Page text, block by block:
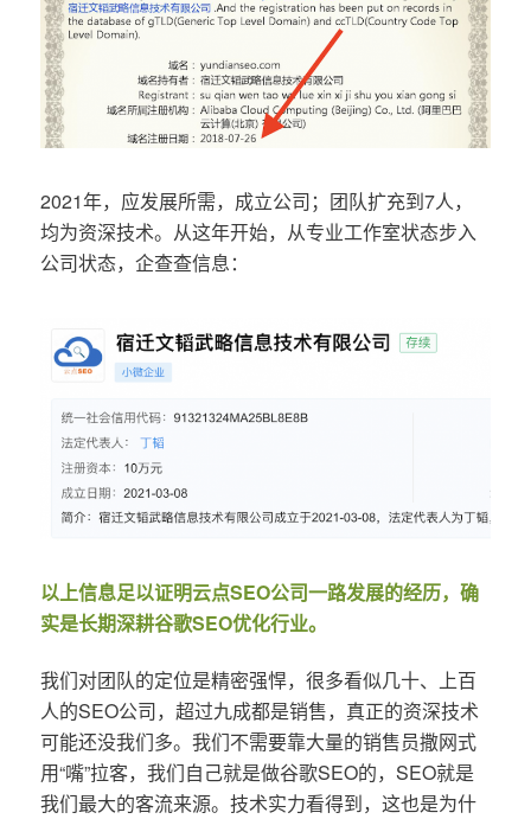
2021年，应发展所需，成立公司；团队扩充到7人，
均为资深技术。从这年开始，从专业工作室状态步入
公司状态，企查查信息：
以上信息足以证明云点SEO公司一路发展的经历，确
实是长期深耕谷歌SEO优化行业。
我们对团队的定位是精密强悍，很多看似几十、上百
人的SEO公司，超过九成都是销售，真正的资深技术
可能还没我们多。我们不需要靠大量的销售员撒网式
用“嘴”拉客，我们自己就是做谷歌SEO的，SEO就是
我们最大的客流来源。技术实力看得到，这也是为什